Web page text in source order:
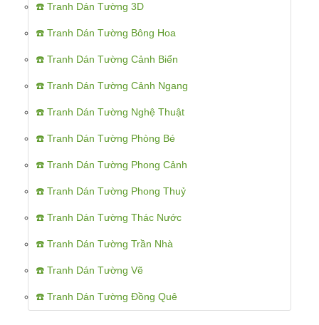
☎️ Tranh Dán Tường 3D
☎️ Tranh Dán Tường Bông Hoa
☎️ Tranh Dán Tường Cảnh Biển
☎️ Tranh Dán Tường Cảnh Ngang
☎️ Tranh Dán Tường Nghệ Thuật
☎️ Tranh Dán Tường Phòng Bé
☎️ Tranh Dán Tường Phong Cảnh
☎️ Tranh Dán Tường Phong Thuỷ
☎️ Tranh Dán Tường Thác Nước
☎️ Tranh Dán Tường Trần Nhà
☎️ Tranh Dán Tường Vẽ
☎️ Tranh Dán Tường Đồng Quê